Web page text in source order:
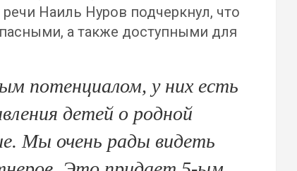
Наиль Нуров подчеркнул, что
а также доступными для
потенциалом, у них есть
детей о родной
Мы очень рады видеть